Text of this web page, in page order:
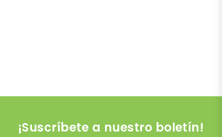
¡Suscríbete a nuestro boletín!